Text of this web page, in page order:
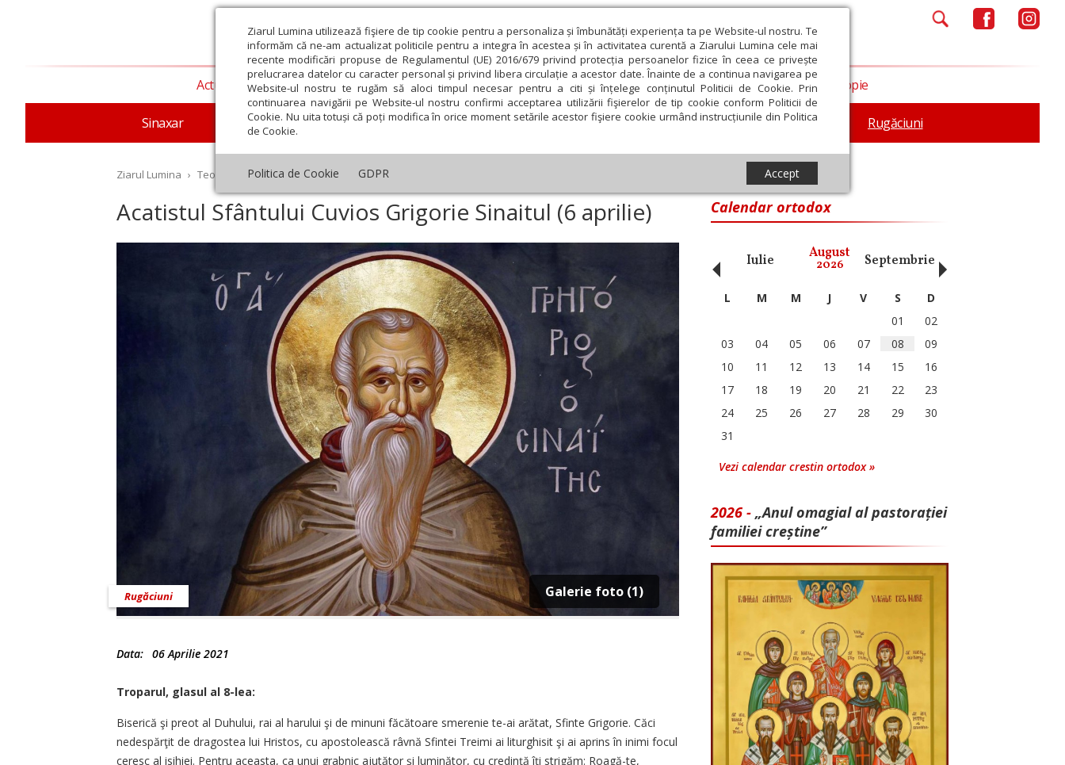
Ziarul Lumina utilizează fişiere de tip cookie pentru a personaliza și îmbunătăți experiența ta pe Website-ul nostru. Te
informăm că ne-am actualizat politicile pentru a integra în acestea și în activitatea curentă a Ziarului Lumina cele mai
recente modificări propuse de Regulamentul (UE) 2016/679 privind protecția persoanelor fizice în ceea ce privește
prelucrarea datelor cu caracter personal și privind libera circulație a acestor date. Înainte de a continua navigarea pe
Website-ul nostru te rugăm să aloci timpul necesar pentru a citi și înțelege conținutul Politicii de Cookie. Prin
continuarea navigării pe Website-ul nostru confirmi acceptarea utilizării fişierelor de tip cookie conform Politicii de
Cookie. Nu uita totuși că poți modifica în orice moment setările acestor fişiere cookie urmând instrucțiunile din Politica
de Cookie.
Politica de Cookie GDPR Accept
Actualitate religioasă Teologie și spiritualitate
Sinaxar Apostolul zilei Evanghelia zilei Evanghelia de Duminică Theologica Liturgica Patristica Rugăciuni
Educaţie și Cultură Societate Opinii Filantropie
Ziarul Lumina › Teologie și spiritualitate › Rugăciuni › Acatistul Sfântului Cuvios Grigorie Sinaitul (6 aprilie)
Acatistul Sfântului Cuvios Grigorie Sinaitul (6 aprilie)
Galerie foto (1)
Rugăciuni
Data: 06 Aprilie 2021
Troparul, glasul al 8-lea:
Biserică şi preot al Duhului, rai al harului şi de minuni făcătoare smerenie te-ai arătat, Sfinte Grigorie. Căci
nedespărţit de dragostea lui Hristos, cu apostolească râvnă Sfintei Treimi ai liturghisit şi ai aprins în inimi focul
ceresc al isihiei. Pentru aceasta, ca unui grabnic ajutător şi luminător, cu credinţă îţi strigăm: Roagă-te,
Calendar ortodox
Ianuarie Februarie Iulie August
2026 Septembrie Octombrie
‹ L M M J V S
D
01
02
03
04 05 06 07 08
09
10
11 12 13 14 15
16
17
18 19 20 21 22
23
24
25 26 27 28 29
30
31
Vezi calendar crestin ortodox »
2026 - „Anul omagial al pastorației
familiei creștine”